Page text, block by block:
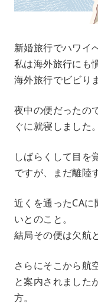
新婚旅行でハワイへ
私は海外旅行にも
海外旅行でビビり
夜中の便だったの
ぐに就寝しました。
しばらくして目を
ですが、まだ離陸
近くを通ったCA
いとのこと。
結局その便は欠航
さらにそこから航
と案内されました
方。